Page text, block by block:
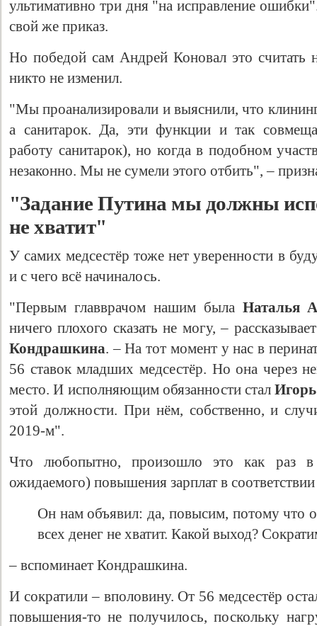
ультимативно три дня "на исправление
свой же приказ.
Но победой сам Андрей Коновал это считать
никто не изменил.
"Мы проанализировали и выяснили, что
а санитарок. Да, эти функции и так
работу санитарок), но когда в подобном
незаконно. Мы не сумели этого отбить", –
"Задание Путина мы должны
не хватит"
У самих медсестёр тоже нет уверенности в
и с чего всё начиналось.
"Первым главврачом нашим была Наталья
ничего плохого сказать не могу, –
Кондрашкина. – На тот момент у нас в
56 ставок младших медсестёр. Но она через
место. И исполняющим обязанности стал
этой должности. При нём, собственно, и
2019-м".
Что любопытно, произошло это как раз в
ожидаемого) повышения зарплат в
Он нам объявил: да, повысим, потому что
всех денег не хватит. Какой выход?
– вспоминает Кондрашкина.
И сократили – вполовину. От 56 медсестёр
повышения-то не получилось, поскольку